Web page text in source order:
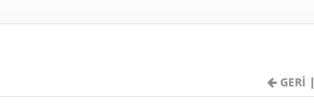
GERİ |